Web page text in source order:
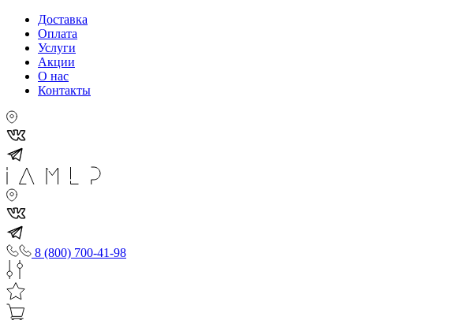
Доставка
Оплата
Услуги
Акции
О нас
Контакты
8 (800) 700-41-98